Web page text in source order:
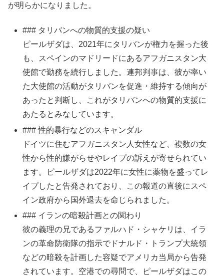
が明らかになりました。
### タリバンへの物質的支援の疑い
ピールザダは、2021年にタリバンが権力を握った後
も、スペインのマドリードにあるアフガニスタン大
使館で勤務を続行しました。連邦判事は、彼が率い
た大使館の活動がタリバンを促進・維持する傾向が
あったと判断し、これがタリバンへの物質的支援に
あたるとみなしています。
### 性的暴行などのスキャンダル
ドイツに住むアフガニスタン人女性など、複数の女
性から性的嫌がらせやレイプの訴えが寄せられてい
ます。ピールザダは2022年に女性に薬物を盛ってレ
イプしたと告発されており、この報道の直後にスペ
イン政府から国外退去を命じられました。
### イランの暗殺計画との関わり
彼の義理の兄であるファルハド・シャケリは、イラ
ンの革命防衛隊の指示でドナルド・トランプ大統領
などの暗殺を計画した容疑でアメリカ当局から告発
されています。空港での尋問で、ピールザダはこの